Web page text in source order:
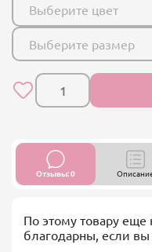
Выберите цвет
Выберите размер
Отзывы: 0
По этому товару
благодарны, если вы